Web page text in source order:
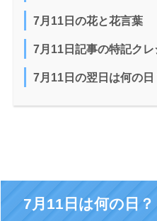
7月11日の花と花言葉
7月11日記事の特記クレ
7月11日の翌日は何の
7月11日は何の日？